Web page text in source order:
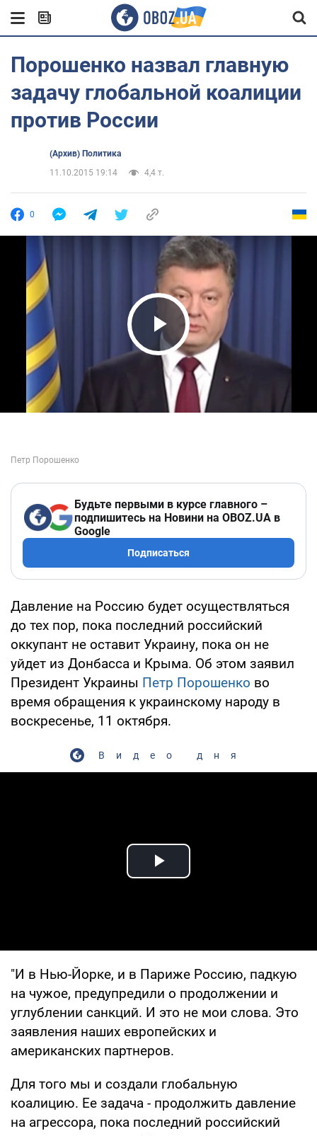
Порошенко назвал главную
задачу глобальной коалиции
против России
(Архив) Политика
11.10.2015 19:14
4,4 т.
0
Play Video
Будьте первыми в курсе главного –
подпишитесь на Новини на OBOZ.UA в
Google
Подписаться
Давление на Россию будет осуществляться
до тех пор, пока последний российский
оккупант не оставит Украину, пока он не
уйдет из Донбасса и Крыма. Об этом заявил
Президент Украины Петр Порошенко во
время обращения к украинскому народу в
воскресенье, 11 октября.
Видео дня
Play Video
"И в Нью-Йорке, и в Париже Россию, падкую
на чужое, предупредили о продолжении и
углублении санкций. И это не мои слова. Это
заявления наших европейских и
американских партнеров.
Для того мы и создали глобальную
коалицию. Ее задача - продолжить давление
на агрессора, пока последний российский